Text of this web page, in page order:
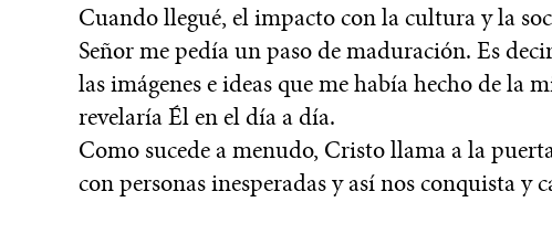
Cuando llegué, el impacto con la cultura y la
Señor me pedía un paso de maduración. Es
las imágenes e ideas que me había hecho de la
revelaría Él en el día a día.
Como sucede a menudo, Cristo llama a la
con personas inesperadas y así nos conquista